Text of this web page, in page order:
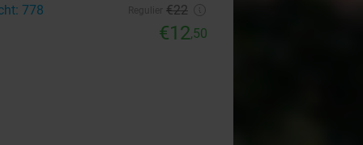
778 €22
€12,50